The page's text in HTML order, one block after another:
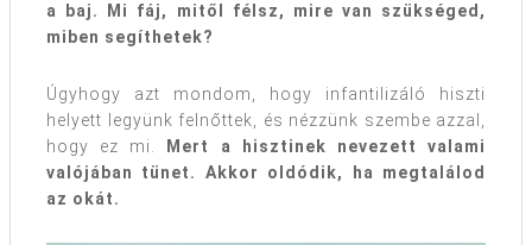
a baj. Mi fáj, mitől félsz, mire van szükséged,
miben segíthetek?
Úgyhogy azt mondom, hogy infantilizáló hiszti
helyett legyünk felnőttek, és nézzünk szembe azzal,
hogy ez mi.
Mert a hisztinek nevezett valami
valójában tünet. Akkor oldódik, ha megtalálod
az okát.